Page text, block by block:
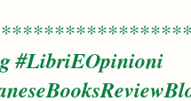
#LibriEOpinioni